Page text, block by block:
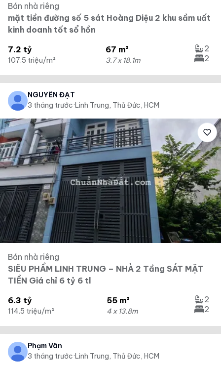
Bán nhà riêng
mặt tiền đường số 5 sát Hoàng Diệu 2 khu sầm uất
kinh doanh tốt sổ hồn
7.2 tỷ
107.5 triệu/m²
67 m²
3.7 x 18.1m
2
2
NGUYỄN ĐẠT
3 tháng trước·Linh Trung, Thủ Đức, HCM
Bán nhà riêng
SIÊU PHẨM LINH TRUNG – NHÀ 2 Tầng SÁT MẶT
TIỀN Giá chỉ 6 tỷ 6 tl
6.3 tỷ
114.5 triệu/m²
55 m²
4 x 13.8m
2
2
Phạm Vân
3 tháng trước·Linh Trung, Thủ Đức, HCM